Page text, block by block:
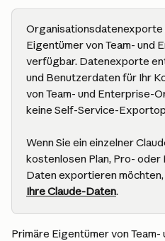
Organisationsdatenexporte
Eigentümer von Team- und
verfügbar. Datenexporte
und Benutzerdaten für Ihr
von Team- und Enterprise-
keine Self-Service-
Wenn Sie ein einzelner
kostenlosen Plan, Pro- oder
Daten exportieren möchten,
Ihre Claude-Daten.
Primäre Eigentümer von